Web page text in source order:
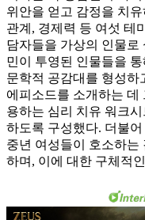
위안을 얻고 감정을 치
관계, 경제력 등 여섯 테
담자들을 가상의 인물로
민이 투영된 인물들을
문학적 공감대를 형성하
에피소드를 소개하는 데
용하는 심리 치유 워크
하도록 구성했다. 더불
중년 여성들이 호소하는
하며, 이에 대한 구체적